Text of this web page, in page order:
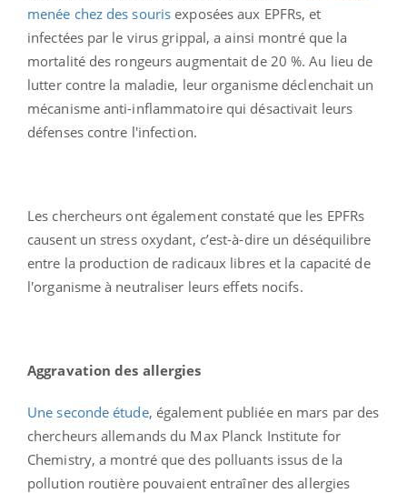
menée chez des souris exposées aux EPFRs, et
infectées par le virus grippal, a ainsi montré que la
mortalité des rongeurs augmentait de 20 %. Au lieu de
lutter contre la maladie, leur organisme déclenchait un
mécanisme anti-inflammatoire qui désactivait leurs
défenses contre l'infection.
Les chercheurs ont également constaté que les EPFRs
causent un stress oxydant, c’est-à-dire un déséquilibre
entre la production de radicaux libres et la capacité de
l'organisme à neutraliser leurs effets nocifs.
Aggravation des allergies
Une seconde étude, également publiée en mars par des
chercheurs allemands du Max Planck Institute for
Chemistry, a montré que des polluants issus de la
pollution routière pouvaient entraîner des allergies